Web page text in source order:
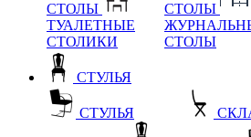
СТОЛЫ
ТУАЛЕТНЫЕ
СТОЛИКИ
СТОЛЫ
СТОЛЫ
СТУЛЬЯ
СТУЛЬЯ